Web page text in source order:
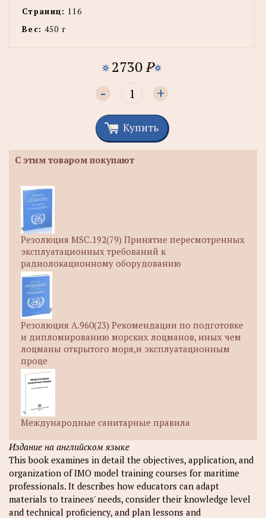
Страниц: 116
Вес: 450 г
2730P
- +
Купить
С этим товаром покупают
Резолюция MSC.192(79) Принятие пересмотренных
эксплуатационных требований к
радиолокационному оборудованию
Резолюция A.960(23) Рекомендации по подготовке
и дипломированию морских лоцманов, иных чем
лоцманы открытого моря,и эксплуатационным
проце
Международные санитарные правила
Издание на английском языке
This book examines in detail the objectives, application, and
organization of IMO model training courses for maritime
professionals. It describes how educators can adapt
materials to trainees' needs, consider their knowledge level
and technical proficiency, and plan lessons and